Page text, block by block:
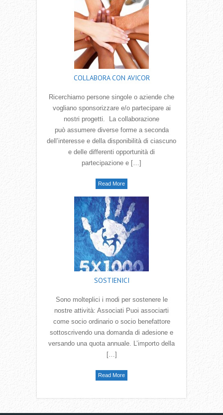
COLLABORA CON AVICOR
Ricerchiamo persone singole o aziende che
vogliano sponsorizzare e/o partecipare ai
nostri progetti. La collaborazione
può assumere diverse forme a seconda
dell‛interesse e della disponibilità di ciascuno
e delle differenti opportunità di
partecipazione e […]
Read More
SOSTIENICI
Sono molteplici i modi per sostenere le
nostre attività: Associati Puoi associarti
come socio ordinario o socio benefattore
sottoscrivendo una domanda di adesione e
versando una quota annuale. L’importo della
[…]
Read More